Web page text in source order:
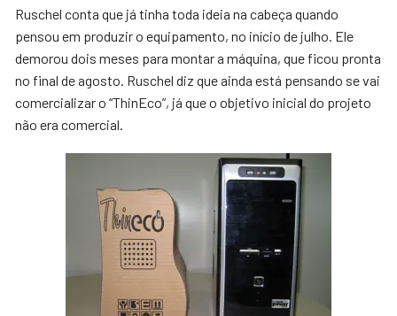
Ruschel conta que já tinha toda ideia na cabeça quando
pensou em produzir o equipamento, no início de julho. Ele
demorou dois meses para montar a máquina, que ficou pronta
no final de agosto. Ruschel diz que ainda está pensando se vai
comercializar o “ThinEco”, já que o objetivo inicial do projeto
não era comercial.